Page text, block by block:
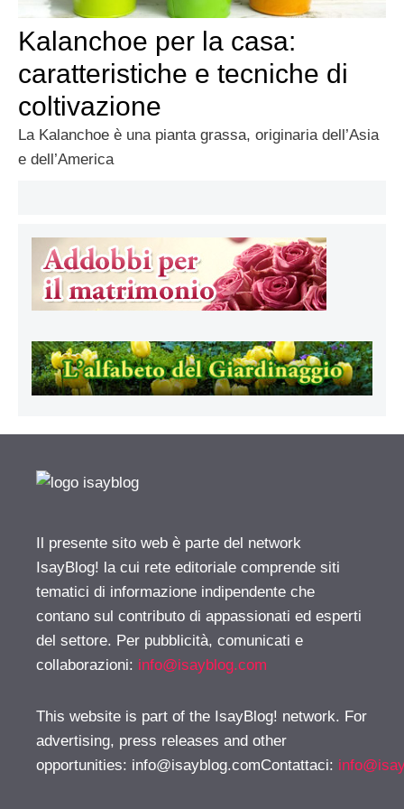
Kalanchoe per la casa:
caratteristiche e tecniche di
coltivazione
La Kalanchoe è una pianta grassa, originaria dell’Asia
e dell’America
Il presente sito web è parte del network
IsayBlog! la cui rete editoriale comprende siti
tematici di informazione indipendente che
contano sul contributo di appassionati ed esperti
del settore. Per pubblicità, comunicati e
collaborazioni: info@isayblog.com
This website is part of the IsayBlog! network. For
advertising, press releases and other
opportunities: info@isayblog.comContattaci: